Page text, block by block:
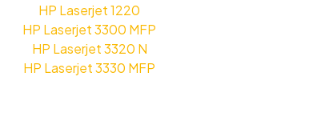
HP Laserjet 1220
HP Laserjet 3300 MFP
HP Laserjet 3320 N
HP Laserjet 3330 MFP